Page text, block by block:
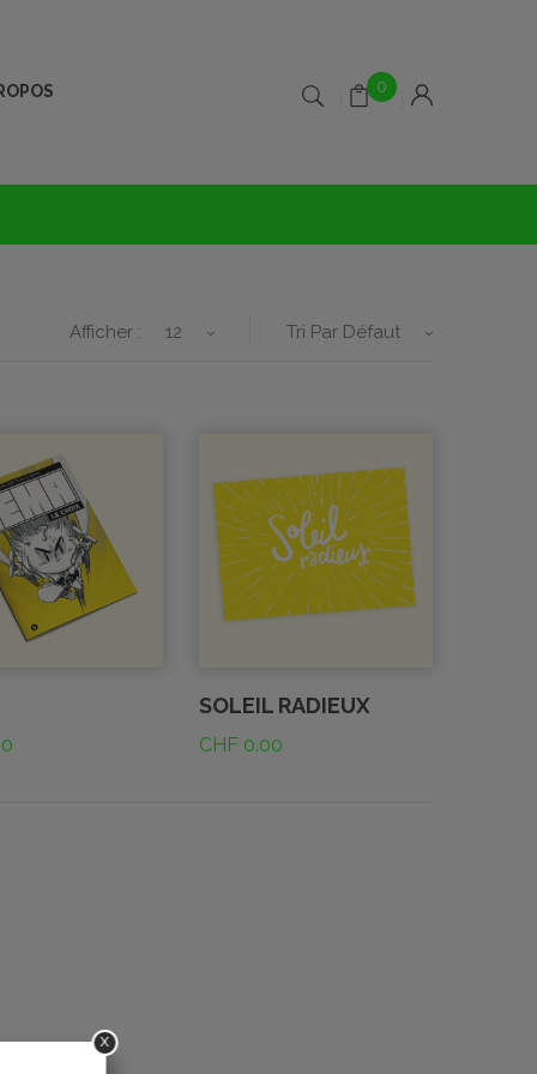
0
Tri Par Défaut
Afficher : 12
SOLEIL RADIEUX
CHF 0.00
x